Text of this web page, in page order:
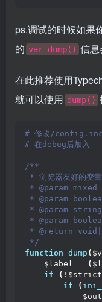
ps.调试的时候如果
的 var_dump() 信息
在此推荐使用
就可以使用 dump()
# 修改/
# 在debug后加入
/**
* 浏览器友好的变量
* @param mixed
* @param
* @param
* @param
* @return
*/
function dump (
    $label =
(
if
( !$strict
if
(